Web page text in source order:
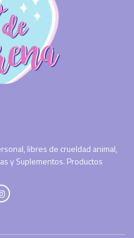
libres de crueldad animal,
y Suplementos. Productos